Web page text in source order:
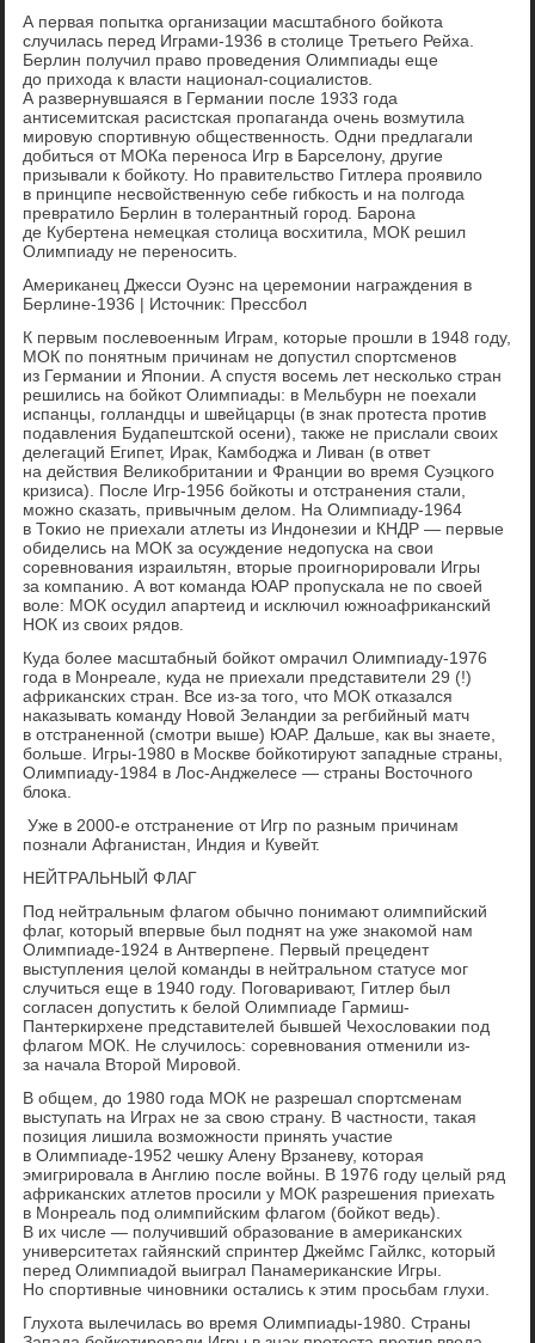
А первая попытка организации масштабного бойкота
случилась перед Играми-1936 в столице Третьего Рейха.
Берлин получил право проведения Олимпиады еще
до прихода к власти национал-социалистов.
А развернувшаяся в Германии после 1933 года
антисемитская расистская пропаганда очень возмутила
мировую спортивную общественность. Одни предлагали
добиться от МОКа переноса Игр в Барселону, другие
призывали к бойкоту. Но правительство Гитлера проявило
в принципе несвойственную себе гибкость и на полгода
превратило Берлин в толерантный город. Барона
де Кубертена немецкая столица восхитила, МОК решил
Олимпиаду не переносить.
Американец Джесси Оуэнс на церемонии награждения в
Берлине-1936 | Источник: Прессбол
К первым послевоенным Играм, которые прошли в 1948 году,
МОК по понятным причинам не допустил спортсменов
из Германии и Японии. А спустя восемь лет несколько стран
решились на бойкот Олимпиады: в Мельбурн не поехали
испанцы, голландцы и швейцарцы (в знак протеста против
подавления Будапештской осени), также не прислали своих
делегаций Египет, Ирак, Камбоджа и Ливан (в ответ
на действия Великобритании и Франции во время Суэцкого
кризиса). После Игр-1956 бойкоты и отстранения стали,
можно сказать, привычным делом. На Олимпиаду-1964
в Токио не приехали атлеты из Индонезии и КНДР — первые
обиделись на МОК за осуждение недопуска на свои
соревнования израильтян, вторые проигнорировали Игры
за компанию. А вот команда ЮАР пропускала не по своей
воле: МОК осудил апартеид и исключил южноафриканский
НОК из своих рядов.
Куда более масштабный бойкот омрачил Олимпиаду-1976
года в Монреале, куда не приехали представители 29 (!)
африканских стран. Все из-за того, что МОК отказался
наказывать команду Новой Зеландии за регбийный матч
в отстраненной (смотри выше) ЮАР. Дальше, как вы знаете,
больше. Игры-1980 в Москве бойкотируют западные страны,
Олимпиаду-1984 в Лос-Анджелесе — страны Восточного
блока.
Уже в 2000-е отстранение от Игр по разным причинам
познали Афганистан, Индия и Кувейт.
НЕЙТРАЛЬНЫЙ ФЛАГ
Под нейтральным флагом обычно понимают олимпийский
флаг, который впервые был поднят на уже знакомой нам
Олимпиаде-1924 в Антверпене. Первый прецедент
выступления целой команды в нейтральном статусе мог
случиться еще в 1940 году. Поговаривают, Гитлер был
согласен допустить к белой Олимпиаде Гармиш-
Пантеркирхене представителей бывшей Чехословакии под
флагом МОК. Не случилось: соревнования отменили из-
за начала Второй Мировой.
В общем, до 1980 года МОК не разрешал спортсменам
выступать на Играх не за свою страну. В частности, такая
позиция лишила возможности принять участие
в Олимпиаде-1952 чешку Алену Врзаневу, которая
эмигрировала в Англию после войны. В 1976 году целый ряд
африканских атлетов просили у МОК разрешения приехать
в Монреаль под олимпийским флагом (бойкот ведь).
В их числе — получивший образование в американских
университетах гайянский спринтер Джеймс Гайлкс, который
перед Олимпиадой выиграл Панамериканские Игры.
Но спортивные чиновники остались к этим просьбам глухи.
Глухота вылечилась во время Олимпиады-1980. Страны